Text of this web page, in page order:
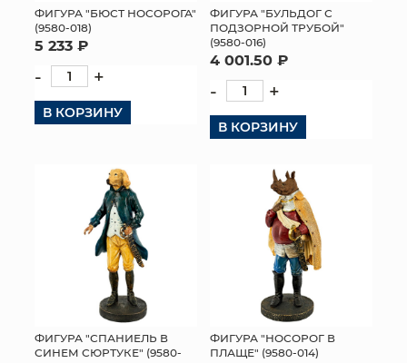
ФИГУРА "БЮСТ НОСОРОГА"
(9580-018)
5 233 ₽
- +
В КОРЗИНУ
ФИГУРА "БУЛЬДОГ С
ПОДЗОРНОЙ ТРУБОЙ"
(9580-016)
4 001.50 ₽
- +
В КОРЗИНУ
ФИГУРА "СПАНИЕЛЬ В
СИНЕМ СЮРТУКЕ" (9580-
ФИГУРА "НОСОРОГ В
ПЛАЩЕ" (9580-014)